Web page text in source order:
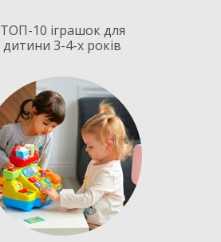
ТОП-10 іграшок для
дитини 3-4-х років